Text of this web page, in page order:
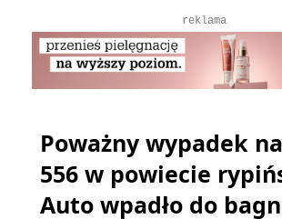
reklama
Poważny wypadek
556 w powiecie
Auto wpadło do